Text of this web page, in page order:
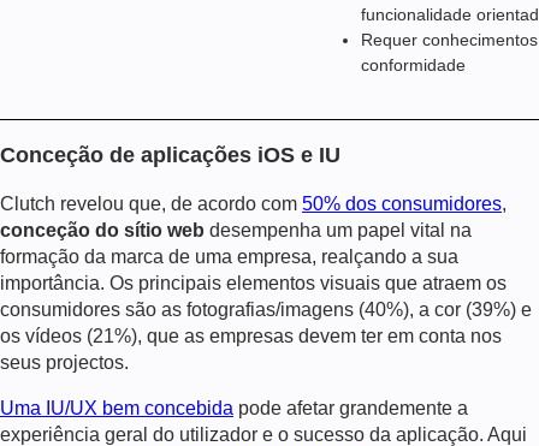
funcionalidade
Requer
conformidade
Conceção de aplicações iOS e IU
Clutch revelou que, de acordo com 50% dos consumidores,
conceção do sítio web desempenha um papel vital na
formação da marca de uma empresa, realçando a sua
importância. Os principais elementos visuais que atraem os
consumidores são as fotografias/imagens (40%), a cor (39%) e
os vídeos (21%), que as empresas devem ter em conta nos
seus projectos.
Uma IU/UX bem concebida pode afetar grandemente a
experiência geral do utilizador e o sucesso da aplicação. Aqui